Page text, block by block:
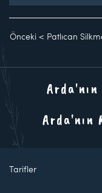
Önceki < Patlıcan
Arda'nın
Tarifler